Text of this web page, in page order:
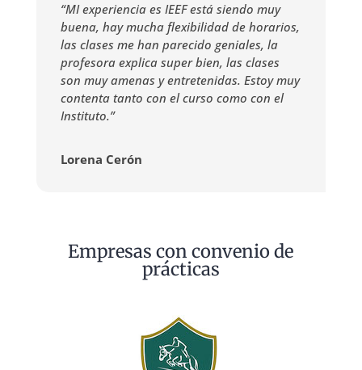
“MI experiencia es IEEF está siendo muy
buena, hay mucha flexibilidad de horarios,
las clases me han parecido geniales, la
profesora explica super bien, las clases
son muy amenas y entretenidas. Estoy muy
contenta tanto con el curso como con el
Instituto.”
Lorena Cerón
Empresas con convenio de
prácticas